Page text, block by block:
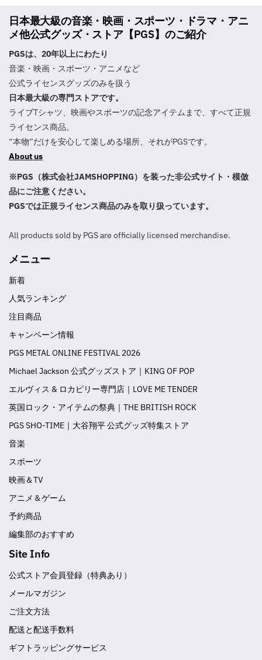
日本最大級の音楽・映画・スポーツ・ドラマ・アニ
メ他公式グッズ・ストア【PGS】のご紹介
PGSは、20年以上にわたり
音楽・映画・スポーツ・アニメなど
公式ライセンスグッズのみを扱う
日本最大級の専門ストアです。
ライブTシャツ、映画やスポーツの記念アイテムまで、すべて正規
ライセンス商品。
“本物”だけを安心して楽しめる場所、それがPGSです。
About us
※PGS（株式会社JAMSHOPPING）を装った非公式サイト・模倣
品にご注意ください。
PGSでは正規ライセンス商品のみを取り扱っています。
All products sold by PGS are officially licensed merchandise.
メニュー
新着
人気ランキング
注目商品
キャンペーン情報
PGS METAL ONLINE FESTIVAL 2026
Michael Jackson 公式グッズストア｜KING OF POP
エルヴィス & ロカビリー専門店｜LOVE ME TENDER
英国ロック・アイテムの祭典｜THE BRITISH ROCK
PGS SHO-TIME｜大谷翔平 公式グッズ特集ストア
音楽
スポーツ
映画＆TV
アニメ＆ゲーム
予約商品
編集部のおすすめ
Site Info
公式ストア会員登録（特典あり）
メールマガジン
ご注文方法
配送と配送手数料
ギフトラッピングサービス